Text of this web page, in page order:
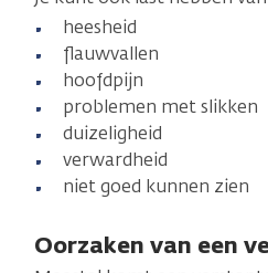
heesheid
flauwvallen
hoofdpijn
problemen met slikken
duizeligheid
verwardheid
niet goed kunnen zien
Oorzaken van een